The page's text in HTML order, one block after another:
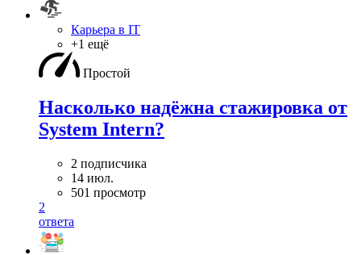
Карьера в IT
+1 ещё
Простой
Насколько надёжна стажировка от
System Intern?
2 подписчика
14 июл.
501 просмотр
2
ответа